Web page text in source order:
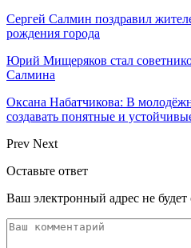
Сергей Салмин поздравил
рождения города
Юрий Мищеряков стал
Салмина
Оксана Набатчикова: В
создавать понятные и
Prev Next
Оставьте ответ
Ваш электронный адрес не будет